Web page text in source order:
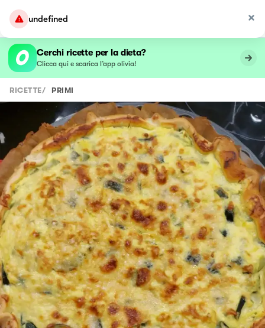
undefined
Cerchi ricette per la dieta?
Clicca qui e scarica l’app olivia!
RICETTE/ PRIMI